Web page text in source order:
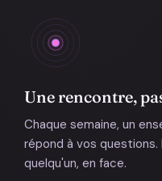
Une rencontre,
Chaque semaine, un
répond à vos questions.
quelqu'un, en face.